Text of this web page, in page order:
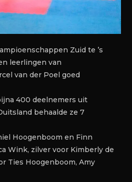
Zuid te ’s
leerlingen van
van der Poel goed
400 deelnemers uit
behaalde ze 7
Hoogenboom en Finn
Wink, zilver voor Kimberly de
Ties Hoogenboom, Amy